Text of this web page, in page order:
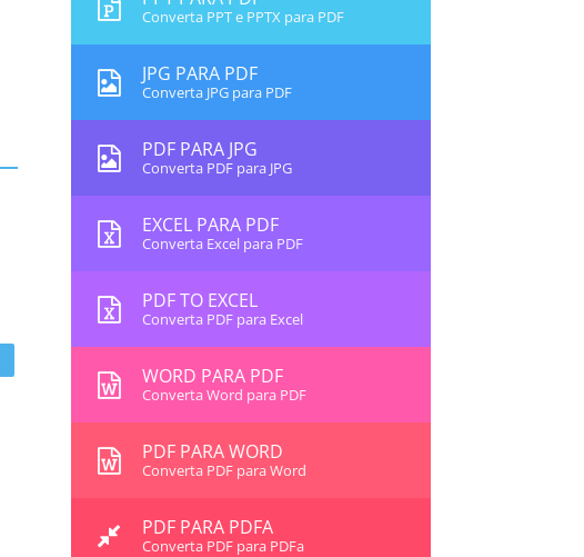
Converta PPT e PPTX para PDF
JPG PARA PDF
Converta JPG para PDF
PDF PARA JPG
Converta PDF para JPG
EXCEL PARA PDF
Converta Excel para PDF
PDF TO EXCEL
Converta PDF para Excel
WORD PARA PDF
Converta Word para PDF
PDF PARA WORD
Converta PDF para Word
PDF PARA PDFA
Converta PDF para PDFa